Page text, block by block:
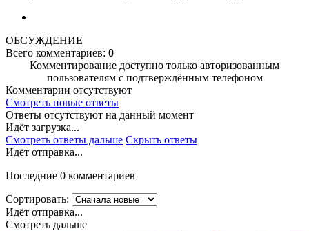
ОБСУЖДЕНИЕ
Всего комментариев: 0
Комментирование доступно только авторизованным
пользователям с подтверждённым телефоном
Комментарии отсутствуют
Смотреть новые ответы
Ответы отсутствуют на данный момент
Идёт загрузка...
Смотреть ответы дальше Скрыть ответы
Идёт отправка...
Последние 0 комментариев
Сортировать:
Идёт отправка...
Смотреть дальше